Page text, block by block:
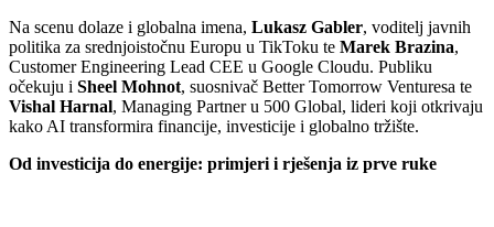
Na scenu dolaze i globalna imena, Lukasz Gabler, voditelj javnih
politika za srednjoistočnu Europu u TikToku te Marek Brazina,
Customer Engineering Lead CEE u Google Cloudu. Publiku
očekuju i Sheel Mohnot, suosnivač Better Tomorrow Venturesa te
Vishal Harnal, Managing Partner u 500 Global, lideri koji otkrivaju
kako AI transformira financije, investicije i globalno tržište.
Od investicija do energije: primjeri i rješenja iz prve ruke